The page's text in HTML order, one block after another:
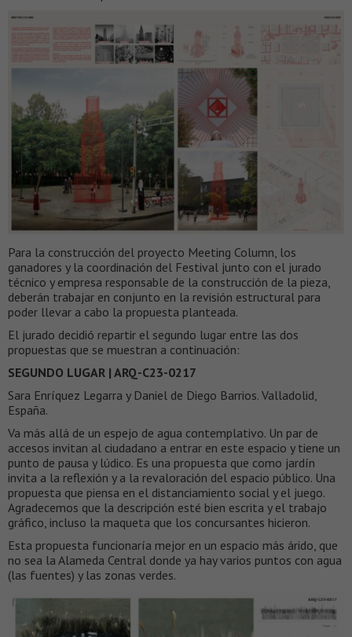
Para la construcción del proyecto Meeting Column, los
ganadores y la coordinación del Festival junto con el jurado
técnico y empresa responsable de la construcción de la pieza,
deberán trabajar en conjunto en la revisión estructural para
poder llevar a cabo la propuesta planteada.
El jurado decidió repartir el segundo lugar entre las dos
propuestas que se muestran a continuación:
SEGUNDO LUGAR | ARQ-C23-0217
Sara Enríquez Legarra y Daniel de Diego Barrios. Valladolid,
España.
Va más allá de un espejo de agua contemplativo. Un par de
accesos invitan al ciudadano a entrar en este espacio y tiene un
punto de pausa y lúdico. Es una propuesta que como jardín
invita a la reflexión y a la revaloración del espacio público. Una
propuesta que piensa en el distanciamiento social y el juego.
Agradecemos que la descripción esté bien escrita y el trabajo
gráfico, incluso la maqueta que los concursantes hicieron.
Esta propuesta funcionaría mejor en un espacio más árido, que
no sea la Alameda Central donde ya hay varios puntos con agua
(las fuentes) y las zonas verdes.